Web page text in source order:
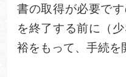
書の取得が必要で
を終了する前に（
裕をもって、手続を